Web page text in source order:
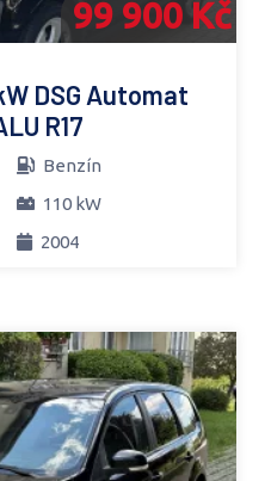
99 900 Kč
DSG Automat
R17
Benzín
110 kW
2004